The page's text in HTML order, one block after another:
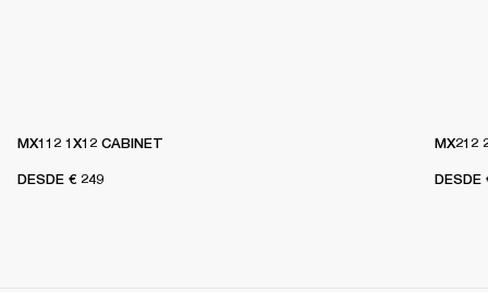
MX112 1X12 CABINET
DESDE € 249
MX212
DESDE